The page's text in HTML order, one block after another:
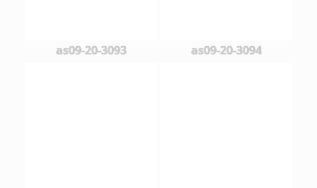
as09-20-3093 as09-20-3094